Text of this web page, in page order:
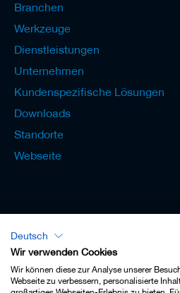
Branchen
Werkzeuge
Dienstleistungen
Unternehmen
Kundenspezifische Lösungen
Downloads
Standorte
Webseite
Lexikon - Deutsch
Deutsch
Wir verwenden Cookies
Wir können diese zur Analyse unserer
Webseite zu verbessern, personalisierte